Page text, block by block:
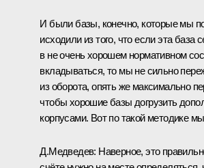
И были базы, конечно, которые мы
исходили из того, что если эта база
в не очень хорошем нормативном
вкладываться, то мы не сильно
из оборота, опять же максимально
чтобы хорошие базы догрузить
корпусами. Вот по такой методике
Д.Медведев: Наверное, это